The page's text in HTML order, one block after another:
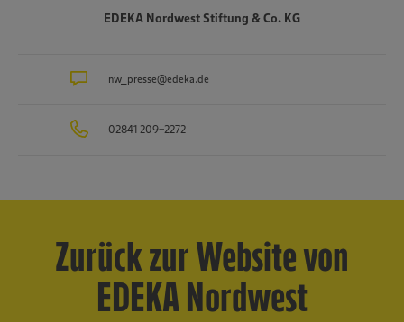
EDEKA Nordwest Stiftung & Co. KG
nw_presse@edeka.de
02841 209-2272
Zurück zur Website von
EDEKA Nordwest